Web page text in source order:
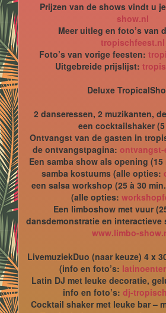
Prijzen van de shows vindt u
show.nl
Meer uitleg en foto’s van
tropischfeest.nl
Foto’s van vorige feesten:
Uitgebreide prijslijst:
Deluxe
2 danseressen, 2 muzikanten,
een cocktailshaker
Ontvangst van de gasten in
de ontvangstpagina:
Een samba show als opening
samba kostuums (alle opties:
een salsa workshop (25 à 30
(alle opties:
Een limboshow met vuur
dansdemonstratie en interactieve
www.limbo-
LivemuziekDuo (naar keuze) 4 x
(info en foto’s:
Latin DJ met leuke decoratie,
info en foto’s: dj-
Cocktail shaker met leuke bar –